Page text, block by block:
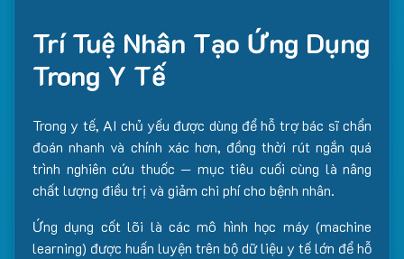
Trí Tuệ Nhân Tạo Ứng Dụng
Trong Y Tế
Trong y tế, AI chủ yếu được dùng để hỗ trợ bác sĩ chẩn
đoán nhanh và chính xác hơn, đồng thời rút ngắn quá
trình nghiên cứu thuốc — mục tiêu cuối cùng là nâng
chất lượng điều trị và giảm chi phí cho bệnh nhân.
Ứng dụng cốt lõi là các mô hình học máy (machine
learning) được huấn luyện trên bộ dữ liệu y tế lớn để hỗ